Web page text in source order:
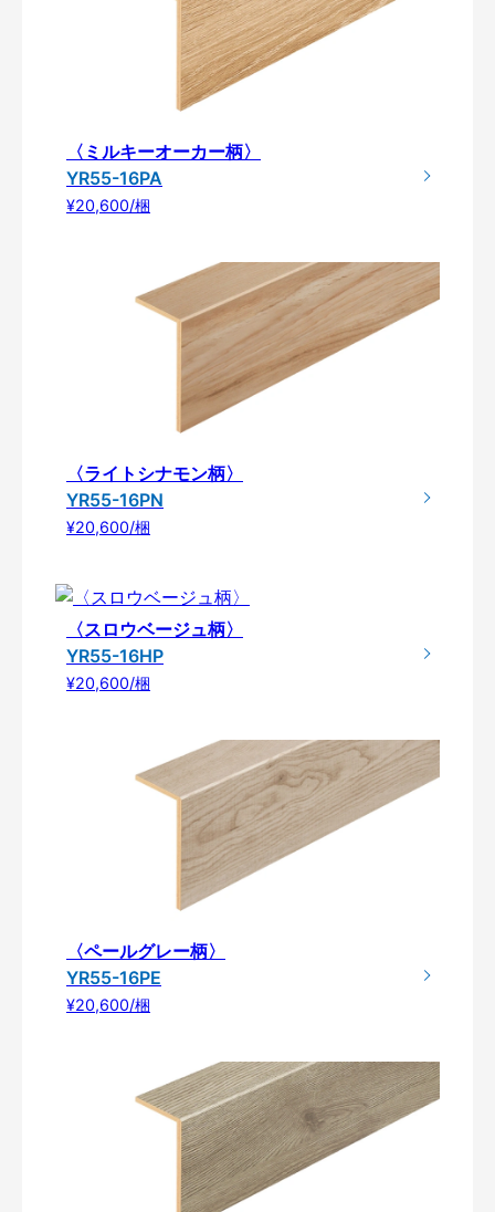
〈ミルキーオーカー柄〉
YR55-16PA
¥20,600/梱
〈ライトシナモン柄〉
YR55-16PN
¥20,600/梱
〈スロウベージュ柄〉
YR55-16HP
¥20,600/梱
〈ペールグレー柄〉
YR55-16PE
¥20,600/梱